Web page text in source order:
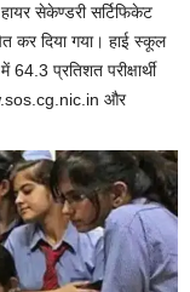
सेकेण्डरी सर्टिफिकेट
कर दिया गया। हाई स्कूल
प्रतिशत परीक्षार्थी
और